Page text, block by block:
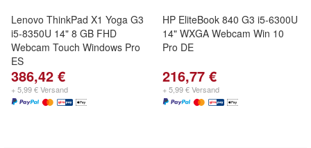
Lenovo ThinkPad X1 Yoga G3
i5-8350U 14" 8 GB FHD
Webcam Touch Windows Pro
ES
386,42 €
+ 5,99 € Versand
HP EliteBook 840 G3 i5-6300U
14" WXGA Webcam Win 10
Pro DE
216,77 €
+ 5,99 € Versand